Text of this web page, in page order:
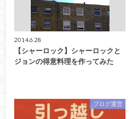
2014.6.28
【シャーロック】シャーロックと
ジョンの得意料理を作ってみた
ブログ運営